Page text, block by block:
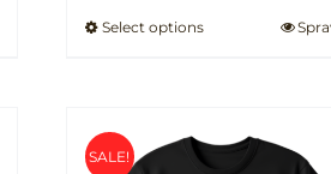
Select options
SALE!